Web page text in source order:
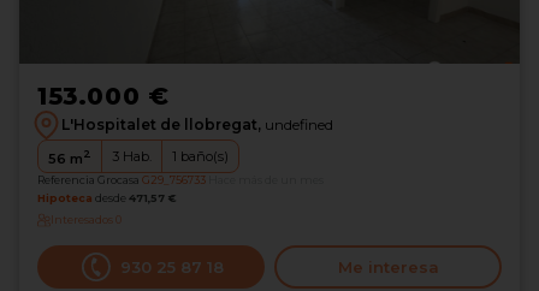
153.000 €
L'Hospitalet de llobregat, undefined
56 m2 3 Hab. 1 baño(s)
Referencia Grocasa G29_756733
Hipoteca desde 471,57 €
Interesados0
930 25 87 18 Me interesa